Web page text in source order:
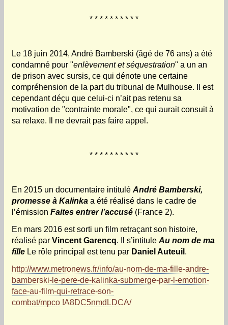
* * * * * * * * * *
Le 18 juin 2014, André Bamberski (âgé de 76 ans) a été
condamné pour "enlèvement et séquestration" a un an
de prison avec sursis, ce qui dénote une certaine
compréhension de la part du tribunal de Mulhouse. Il est
cependant déçu que celui-ci n’ait pas retenu sa
motivation de "contrainte morale", ce qui aurait consuit à
sa relaxe. Il ne devrait pas faire appel.
* * * * * * * * * *
En 2015 un documentaire intitulé André Bamberski,
promesse à Kalinka a été réalisé dans le cadre de
l’émission Faites entrer l’accusé (France 2).
En mars 2016 est sorti un film retraçant son histoire,
réalisé par Vincent Garencq. Il s’intitule Au nom de ma
fille Le rôle principal est tenu par Daniel Auteuil .
http://www.metronews.fr/info/au-nom-de-ma-fille-andre-
bamberski-le-pere-de-kalinka-submerge-par-l-emotion-
face-au-film-qui-retrace-son-
combat/mpco !A8DC5nmdLDCA/